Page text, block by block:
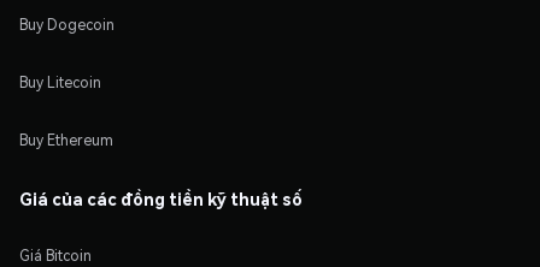
Buy Dogecoin
Buy Litecoin
Buy Ethereum
Giá của các đồng tiền kỹ thuật số
Giá Bitcoin